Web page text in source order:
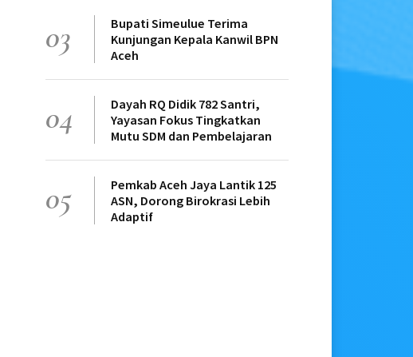
03
Bupati Simeulue Terima
Kunjungan Kepala Kanwil BPN
Aceh
04
Dayah RQ Didik 782 Santri,
Yayasan Fokus Tingkatkan
Mutu SDM dan Pembelajaran
05
Pemkab Aceh Jaya Lantik 125
ASN, Dorong Birokrasi Lebih
Adaptif